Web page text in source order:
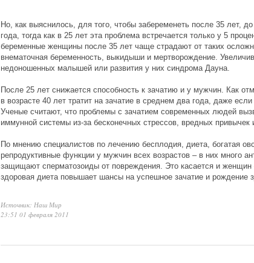
Но, как выяснилось, для того, чтобы забеременеть после 35 лет,
года, тогда как в 25 лет эта проблема встречается только у 5
беременные женщины после 35 лет чаще страдают от таких
внематочная беременность, выкидыши и мертворождение.
недоношенных малышей или развития у них синдрома Дауна.
После 25 лет снижается способность к зачатию и у мужчин. Как
в возрасте 40 лет тратит на зачатие в среднем два года, даже если
Ученые считают, что проблемы с зачатием современных людей
иммунной системы из-за бесконечных стрессов, вредных привычек
По мнению специалистов по лечению бесплодия, диета, богатая
репродуктивные функции у мужчин всех возрастов – в них много
защищают сперматозоиды от повреждения. Это касается и женщин
здоровая диета повышает шансы на успешное зачатие и рождение
Источник: Наш Мир
23:51 01 февраля 2011